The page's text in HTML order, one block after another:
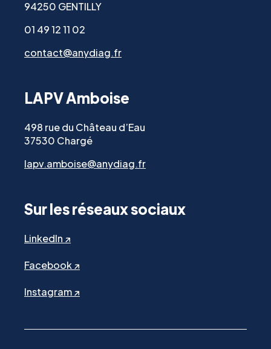
94250 GENTILLY
01 49 12 11 02
contact@anydiag.fr
LAPV Amboise
498 rue du Château d’Eau
37530 Chargé
lapv.amboise@anydiag.fr
Sur les réseaux sociaux
LinkedIn ↗
Facebook ↗
Instagram ↗